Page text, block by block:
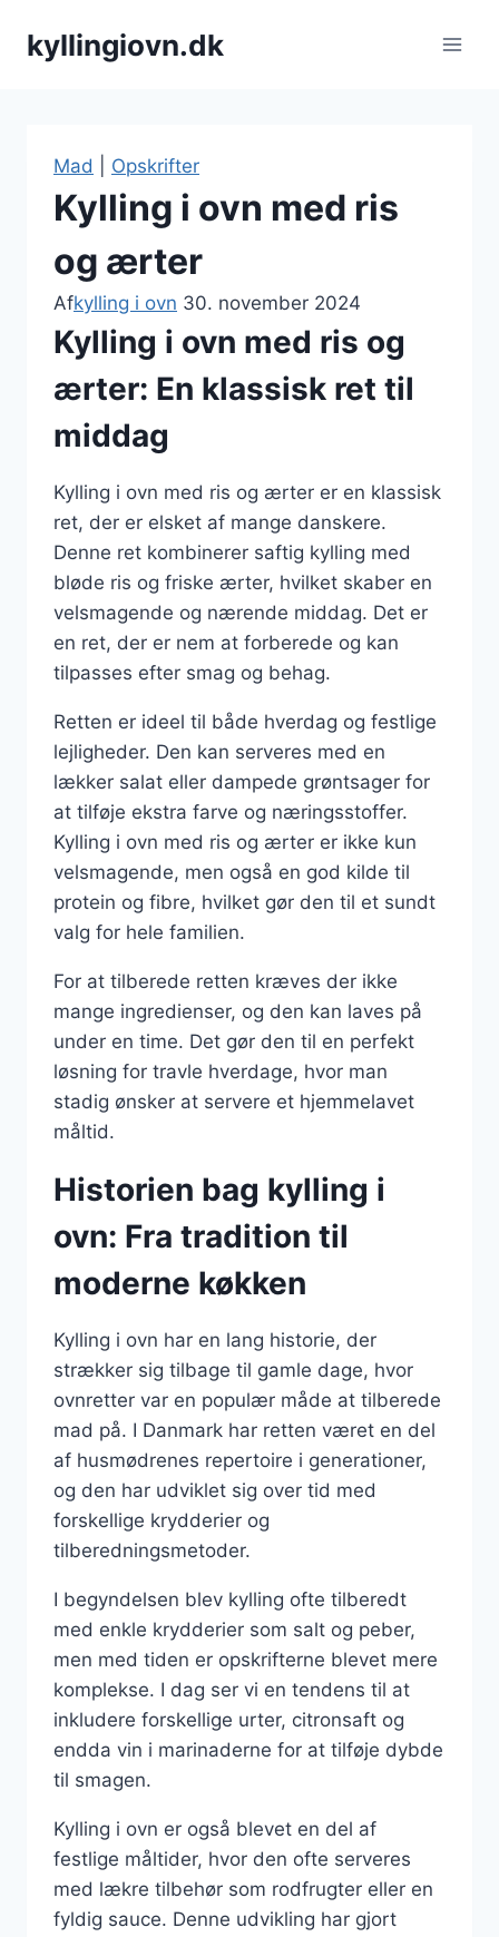
kyllingiovn.dk
Mad Opskrifter
Kylling i ovn med ris
og ærter
Afkylling i ovn 30. november 2024
Kylling i ovn med ris og
ærter: En klassisk ret til
middag
Kylling i ovn med ris og ærter er en klassisk
ret, der er elsket af mange danskere.
Denne ret kombinerer saftig kylling med
bløde ris og friske ærter, hvilket skaber en
velsmagende og nærende middag. Det er
en ret, der er nem at forberede og kan
tilpasses efter smag og behag.
Retten er ideel til både hverdag og festlige
lejligheder. Den kan serveres med en
lækker salat eller dampede grøntsager for
at tilføje ekstra farve og næringsstoffer.
Kylling i ovn med ris og ærter er ikke kun
velsmagende, men også en god kilde til
protein og fibre, hvilket gør den til et sundt
valg for hele familien.
For at tilberede retten kræves der ikke
mange ingredienser, og den kan laves på
under en time. Det gør den til en perfekt
løsning for travle hverdage, hvor man
stadig ønsker at servere et hjemmelavet
måltid.
Historien bag kylling i
ovn: Fra tradition til
moderne køkken
Kylling i ovn har en lang historie, der
strækker sig tilbage til gamle dage, hvor
ovnretter var en populær måde at tilberede
mad på. I Danmark har retten været en del
af husmødrenes repertoire i generationer,
og den har udviklet sig over tid med
forskellige krydderier og
tilberedningsmetoder.
I begyndelsen blev kylling ofte tilberedt
med enkle krydderier som salt og peber,
men med tiden er opskrifterne blevet mere
komplekse. I dag ser vi en tendens til at
inkludere forskellige urter, citronsaft og
endda vin i marinaderne for at tilføje dybde
til smagen.
Kylling i ovn er også blevet en del af
festlige måltider, hvor den ofte serveres
med lækre tilbehør som rodfrugter eller en
fyldig sauce. Denne udvikling har gjort